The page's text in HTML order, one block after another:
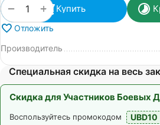
+
− Купить
Отложить
Производитель
Специальная скидка на весь
Скидка для Участников Боевых
Воспользуйтесь промокодом UBD10